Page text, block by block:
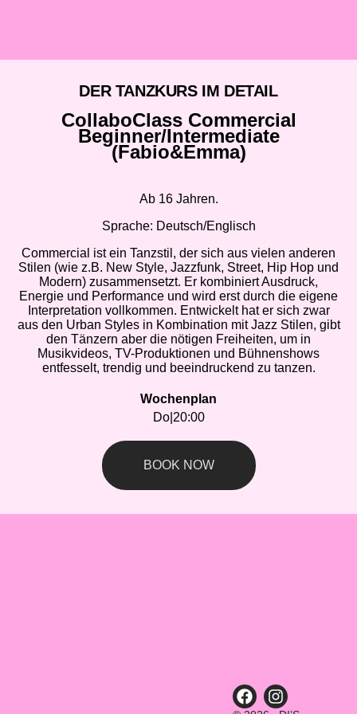
DER TANZKURS IM DETAIL
CollaboClass Commercial
Beginner/Intermediate
(Fabio&Emma)
Ab 16 Jahren.
Sprache: Deutsch/Englisch
Commercial ist ein Tanzstil, der sich aus vielen anderen
Stilen (wie z.B. New Style, Jazzfunk, Street, Hip Hop und
Modern) zusammensetzt. Er kombiniert Ausdruck,
Energie und Performance und wird erst durch die eigene
Interpretation vollkommen. Entwickelt hat er sich zwar
aus den Urban Styles in Kombination mit Jazz Stilen, gibt
den Tänzern aber die nötigen Freiheiten, um in
Musikvideos, TV-Produktionen und Bühnenshows
entfesselt, trendig und beeindruckend zu tanzen.
Wochenplan
Do| 20:00
BOOK NOW